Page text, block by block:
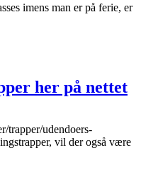
imens man er på ferie, er
her på nettet
trapper/udendoers-
vil der også være